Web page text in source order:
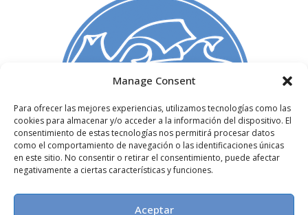
Manage Consent
Para ofrecer las mejores experiencias, utilizamos tecnologías como las
cookies para almacenar y/o acceder a la información del dispositivo. El
consentimiento de estas tecnologías nos permitirá procesar datos
como el comportamiento de navegación o las identificaciones únicas
en este sitio. No consentir o retirar el consentimiento, puede afectar
negativamente a ciertas características y funciones.
Aceptar
C/ Madera 3, 1º izq,
28004. Madrid, España
+34 91 522 72 51
info@paginasdeespuma.com
Nosotros
Política de Privacidad